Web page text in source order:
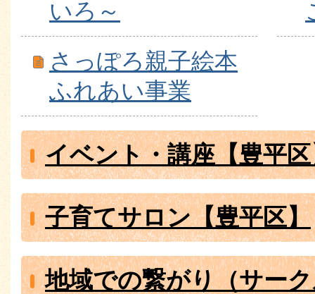
いろ～
さっぽろ親子絵本
ふれあい事業
イベント・講座【豊平
子育てサロン【豊平区】
地域での繋がり（サー